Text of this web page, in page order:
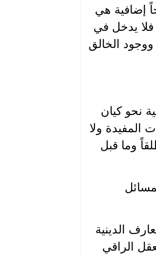
إضافية هي
فلا يدخل في
ووجود الخالق
نحو كيان
المفيدة ولا
وما قبل
الدينية
الراقي